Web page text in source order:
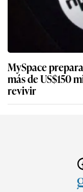
MySpace
más de US$150
revivir